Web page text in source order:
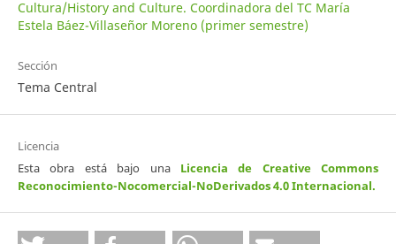
Cultura/History and Culture. Coordinadora del TC María
Estela Báez-Villaseñor Moreno (primer semestre)
Sección
Tema Central
Licencia
Esta obra está bajo una Licencia de Creative Commons
Reconocimiento-Nocomercial-NoDerivados 4.0 Internacional.